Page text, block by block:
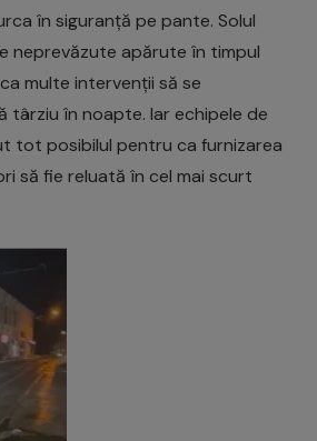
în siguranță pe pante. Solul
neprevăzute apărute în timpul
multe intervenții să se
târziu în noapte. Iar echipele de
tot posibilul pentru ca furnizarea
să fie reluată în cel mai scurt